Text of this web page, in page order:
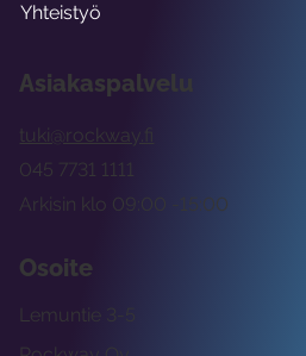
Asiakaspalvelu
tuki@rockway.fi
Arkisin klo 09:00 -15:00
045 7731 1111
Osoite
Lemuntie 3-5
Yhteistyö